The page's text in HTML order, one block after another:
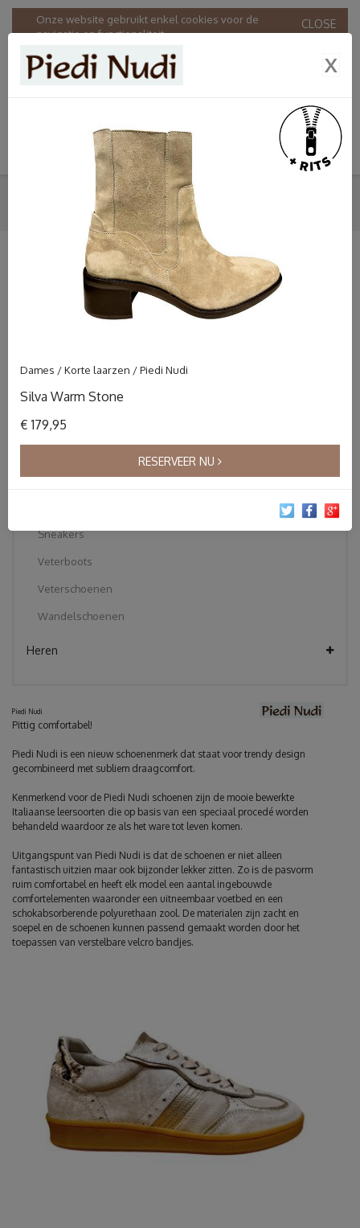
CLOSE
Onze website gebruikt enkel cookies voor de
navigatie en functionaliteit.
gebruik van cookies in overeenstemming met onze
Privacy & Cookie policy.
DAMES PIEDI NUDI
Instapper
Klittebandschoenen
Korte laarzen
Sandalen
Sneakers
Veterboots
Veterschoenen
Wandelschoenen
Heren
Piedi Nudi
Pittig comfortabel!
Piedi Nudi is een nieuw schoenenmerk dat staat voor trendy design
gecombineerd met subliem draagcomfort.
Kenmerkend voor de Piedi Nudi schoenen zijn de mooie bewerkte
Italiaanse leersoorten die op basis van een speciaal procedé worden
behandeld waardoor ze als het ware tot leven komen.
Uitgangspunt van Piedi Nudi is dat de schoenen er niet alleen
fantastisch uitzien maar ook bijzonder lekker zitten. Zo is de pasvorm
ruim comfortabel en heeft elk model een aantal ingebouwde
comfortelementen waaronder een uitneembaar voetbed en een
schokabsorberende polyurethaan zool. De materialen zijn zacht en
soepel en de schoenen kunnen passend gemaakt worden door het
toepassen van verstelbare velcro bandjes.
X
Dames / Korte laarzen / Piedi Nudi
Silva Warm Stone
€ 179,95
RESERVEER NU